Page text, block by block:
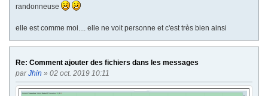
randonneuse
elle est comme moi.... elle ne voit personne et c'est très bien ainsi
Re: Comment ajouter des fichiers dans les messages
parJhin » 02 oct. 2019 10:11